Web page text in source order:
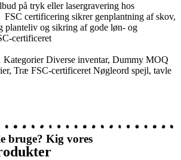
på tryk eller lasergravering hos
FSC certificering sikrer genplantning af skov,
planteliv og sikring af gode løn- og
Kategorier Diverse inventar, Dummy MOQ
, Træ FSC-certificeret Nøgleord spejl, tavle
bruge? Kig vores